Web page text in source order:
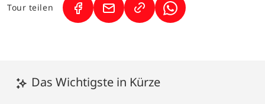
Das Wichtigste in Kürze
Tour teilen (Link öffnet in neuem Tab)
(Link öffnet in neuem Tab)
(Link öffnet in